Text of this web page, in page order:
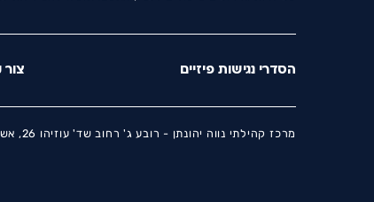
הסדרי נגישות פיזיים
מרכז קהילתי נווה יהונתן - רובע ג' רחוב שד' עוזיהו 26, אשדוד |